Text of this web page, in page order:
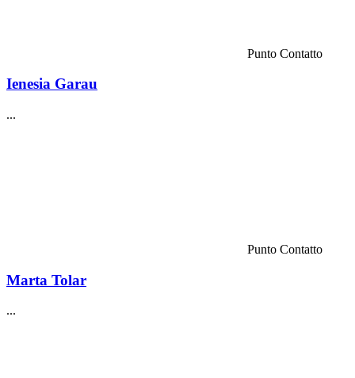
Punto Contatto
Ienesia Garau
...
Punto Contatto
Marta Tolar
...